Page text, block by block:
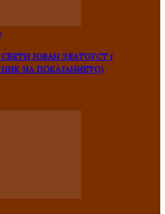
ЈОВАН ЗЛАТОУСТ (
НА ПОКАЈАНИЕТО)